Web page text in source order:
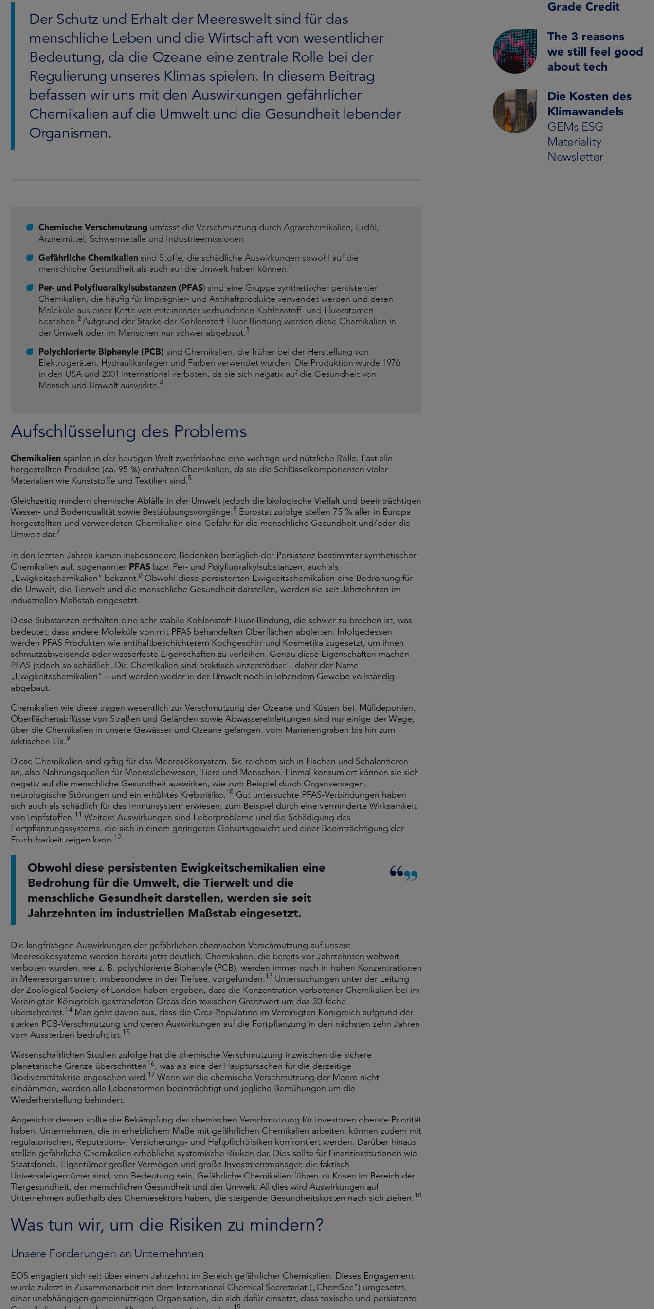
Der Schutz und Erhalt der Meereswelt sind für das
menschliche Leben und die Wirtschaft von wesentlicher
Bedeutung, da die Ozeane eine zentrale Rolle bei der
Regulierung unseres Klimas spielen. In diesem Beitrag
befassen wir uns mit den Auswirkungen gefährlicher
Chemikalien auf die Umwelt und die Gesundheit lebender
Organismen.
Chemische Verschmutzung umfasst die Verschmutzung durch Agrarchemikalien, Erdöl,
Arzneimittel, Schwermetalle und Industrieemissionen.
Gefährliche Chemikalien sind Stoffe, die schädliche Auswirkungen sowohl auf die
menschliche Gesundheit als auch auf die Umwelt haben können.1
Per- und Polyfluoralkylsubstanzen (PFAS) sind eine Gruppe synthetischer persistenter
Chemikalien, die häufig für Imprägnier- und Antihaftprodukte verwendet werden und deren
Moleküle aus einer Kette von miteinander verbundenen Kohlenstoff- und Fluoratomen
bestehen.2 Aufgrund der Stärke der Kohlenstoff-Fluor-Bindung werden diese Chemikalien in
der Umwelt oder im Menschen nur schwer abgebaut.3
Polychlorierte Biphenyle (PCB) sind Chemikalien, die früher bei der Herstellung von
Elektrogeräten, Hydraulikanlagen und Farben verwendet wurden. Die Produktion wurde 1976
in den USA und 2001 international verboten, da sie sich negativ auf die Gesundheit von
Mensch und Umwelt auswirkte.4
Aufschlüsselung des Problems
Chemikalien spielen in der heutigen Welt zweifelsohne eine wichtige und nützliche Rolle. Fast alle
hergestellten Produkte (ca. 95 %) enthalten Chemikalien, da sie die Schlüsselkomponenten vieler
Materialien wie Kunststoffe und Textilien sind.5
Gleichzeitig mindern chemische Abfälle in der Umwelt jedoch die biologische Vielfalt und beeinträchtigen
Wasser- und Bodenqualität sowie Bestäubungsvorgänge.6 Eurostat zufolge stellen 75 % aller in Europa
hergestellten und verwendeten Chemikalien eine Gefahr für die menschliche Gesundheit und/oder die
Umwelt dar.7
In den letzten Jahren kamen insbesondere Bedenken bezüglich der Persistenz bestimmter synthetischer
Chemikalien auf, sogenannter PFAS bzw. Per- und Polyfluoralkylsubstanzen, auch als
„Ewigkeitschemikalien“ bekannt.8 Obwohl diese persistenten Ewigkeitschemikalien eine Bedrohung für
die Umwelt, die Tierwelt und die menschliche Gesundheit darstellen, werden sie seit Jahrzehnten im
industriellen Maßstab eingesetzt.
Diese Substanzen enthalten eine sehr stabile Kohlenstoff-Fluor-Bindung, die schwer zu brechen ist, was
bedeutet, dass andere Moleküle von mit PFAS behandelten Oberflächen abgleiten. Infolgedessen
werden PFAS Produkten wie antihaftbeschichtetem Kochgeschirr und Kosmetika zugesetzt, um ihnen
schmutzabweisende oder wasserfeste Eigenschaften zu verleihen. Genau diese Eigenschaften machen
PFAS jedoch so schädlich. Die Chemikalien sind praktisch unzerstörbar – daher der Name
„Ewigkeitschemikalien“ – und werden weder in der Umwelt noch in lebendem Gewebe vollständig
abgebaut.
Chemikalien wie diese tragen wesentlich zur Verschmutzung der Ozeane und Küsten bei. Mülldeponien,
Oberflächenabflüsse von Straßen und Geländen sowie Abwassereinleitungen sind nur einige der Wege,
über die Chemikalien in unsere Gewässer und Ozeane gelangen, vom Marianengraben bis hin zum
arktischen Eis.9
Diese Chemikalien sind giftig für das Meeresökosystem. Sie reichern sich in Fischen und Schalentieren
an, also Nahrungsquellen für Meereslebewesen, Tiere und Menschen. Einmal konsumiert können sie sich
negativ auf die menschliche Gesundheit auswirken, wie zum Beispiel durch Organversagen,
neurologische Störungen und ein erhöhtes Krebsrisiko.10 Gut untersuchte PFAS-Verbindungen haben
sich auch als schädlich für das Immunsystem erwiesen, zum Beispiel durch eine verminderte Wirksamkeit
von Impfstoffen.11 Weitere Auswirkungen sind Leberprobleme und die Schädigung des
Fortpflanzungssystems, die sich in einem geringeren Geburtsgewicht und einer Beeinträchtigung der
Fruchtbarkeit zeigen kann.12
Obwohl diese persistenten Ewigkeitschemikalien eine
Bedrohung für die Umwelt, die Tierwelt und die
menschliche Gesundheit darstellen, werden sie seit
Jahrzehnten im industriellen Maßstab eingesetzt.
Die langfristigen Auswirkungen der gefährlichen chemischen Verschmutzung auf unsere
Meeresökosysteme werden bereits jetzt deutlich. Chemikalien, die bereits vor Jahrzehnten weltweit
verboten wurden, wie z. B. polychlorierte Biphenyle (PCB), werden immer noch in hohen Konzentrationen
in Meeresorganismen, insbesondere in der Tiefsee, vorgefunden.13 Untersuchungen unter der Leitung
der Zoological Society of London haben ergeben, dass die Konzentration verbotener Chemikalien bei im
Vereinigten Königreich gestrandeten Orcas den toxischen Grenzwert um das 30-fache
überschreitet.14 Man geht davon aus, dass die Orca-Population im Vereinigten Königreich aufgrund der
starken PCB-Verschmutzung und deren Auswirkungen auf die Fortpflanzung in den nächsten zehn Jahren
vom Aussterben bedroht ist.15
Wissenschaftlichen Studien zufolge hat die chemische Verschmutzung inzwischen die sichere
planetarische Grenze überschritten16, was als eine der Hauptursachen für die derzeitige
Biodiversitätskrise angesehen wird.17 Wenn wir die chemische Verschmutzung der Meere nicht
eindämmen, werden alle Lebensformen beeinträchtigt und jegliche Bemühungen um die
Wiederherstellung behindert.
Angesichts dessen sollte die Bekämpfung der chemischen Verschmutzung für Investoren oberste Priorität
haben. Unternehmen, die in erheblichem Maße mit gefährlichen Chemikalien arbeiten, können zudem mit
regulatorischen, Reputations-, Versicherungs- und Haftpflichtrisiken konfrontiert werden. Darüber hinaus
stellen gefährliche Chemikalien erhebliche systemische Risiken dar. Dies sollte für Finanzinstitutionen wie
Staatsfonds, Eigentümer großer Vermögen und große Investmentmanager, die faktisch
Universaleigentümer sind, von Bedeutung sein. Gefährliche Chemikalien führen zu Krisen im Bereich der
Tiergesundheit, der menschlichen Gesundheit und der Umwelt. All dies wird Auswirkungen auf
Unternehmen außerhalb des Chemiesektors haben, die steigende Gesundheitskosten nach sich ziehen.18
Was tun wir, um die Risiken zu mindern?
Unsere Forderungen an Unternehmen
EOS engagiert sich seit über einem Jahrzehnt im Bereich gefährlicher Chemikalien. Dieses Engagement
wurde zuletzt in Zusammenarbeit mit dem International Chemical Secretariat („ChemSec“) umgesetzt,
einer unabhängigen gemeinnützigen Organisation, die sich dafür einsetzt, dass toxische und persistente
19
Grade Credit
The 3 reasons
we still feel good
about tech
Die Kosten des
Klimawandels
GEMs ESG
Materiality
Newsletter